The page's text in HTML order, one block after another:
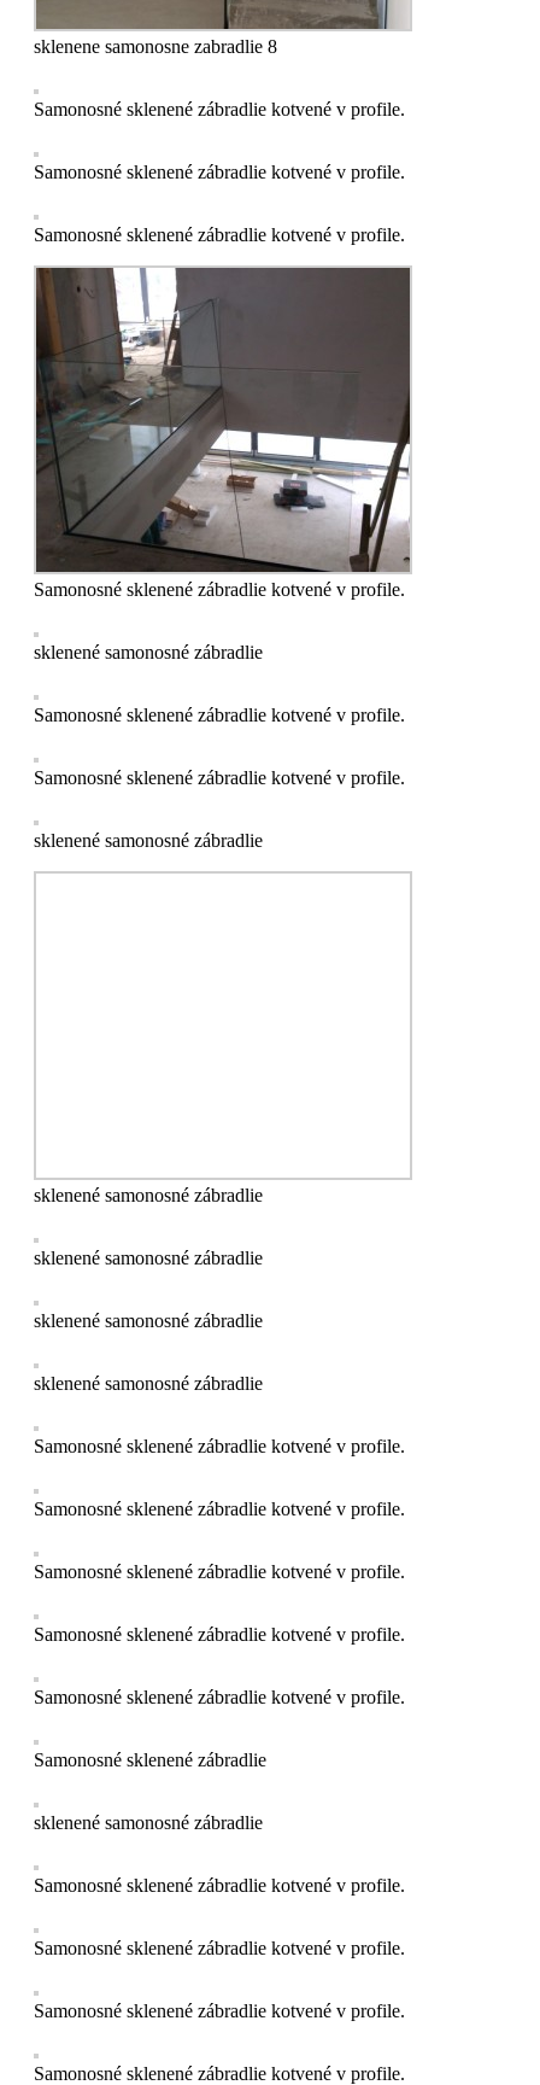
sklenene samonosne zabradlie 8
Samonosné sklenené zábradlie kotvené v profile.
Samonosné sklenené zábradlie kotvené v profile.
Samonosné sklenené zábradlie kotvené v profile.
Samonosné sklenené zábradlie kotvené v profile.
sklenené samonosné zábradlie
Samonosné sklenené zábradlie kotvené v profile.
Samonosné sklenené zábradlie kotvené v profile.
sklenené samonosné zábradlie
sklenené samonosné zábradlie
sklenené samonosné zábradlie
sklenené samonosné zábradlie
sklenené samonosné zábradlie
Samonosné sklenené zábradlie kotvené v profile.
Samonosné sklenené zábradlie kotvené v profile.
Samonosné sklenené zábradlie kotvené v profile.
Samonosné sklenené zábradlie kotvené v profile.
Samonosné sklenené zábradlie kotvené v profile.
Samonosné sklenené zábradlie
sklenené samonosné zábradlie
Samonosné sklenené zábradlie kotvené v profile.
Samonosné sklenené zábradlie kotvené v profile.
Samonosné sklenené zábradlie kotvené v profile.
Samonosné sklenené zábradlie kotvené v profile.